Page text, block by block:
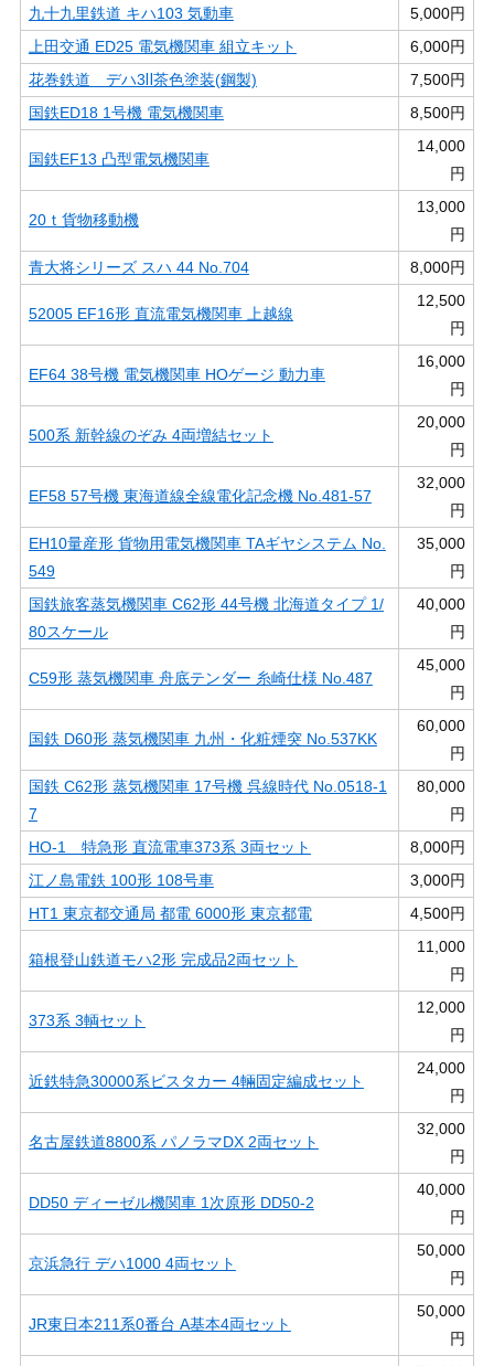
九十九里鉄道 キハ103 気動車
5,000円
上田交通 ED25 電気機関車 組立キット
6,000円
花巻鉄道 デハ3Ⅱ茶色塗装(鋼製)
7,500円
国鉄ED18 1号機 電気機関車
8,500円
国鉄EF13 凸型電気機関車
14,000
円
20ｔ貨物移動機
13,000
円
青大将シリーズ スハ 44 No.704
8,000円
52005 EF16形 直流電気機関車 上越線
12,500
円
EF64 38号機 電気機関車 HOゲージ 動力車
16,000
円
500系 新幹線のぞみ 4両増結セット
20,000
円
EF58 57号機 東海道線全線電化記念機 No.481-57
32,000
円
EH10量産形 貨物用電気機関車 TAギヤシステム No.
549
35,000
円
国鉄旅客蒸気機関車 C62形 44号機 北海道タイプ 1/
80スケール
40,000
円
C59形 蒸気機関車 舟底テンダー 糸崎仕様 No.487
45,000
円
国鉄 D60形 蒸気機関車 九州・化粧煙突 No.537KK
60,000
円
国鉄 C62形 蒸気機関車 17号機 呉線時代 No.0518-1
7
80,000
円
HO-1 特急形 直流電車373系 3両セット
8,000円
江ノ島電鉄 100形 108号車
3,000円
HT1 東京都交通局 都電 6000形 東京都電
4,500円
箱根登山鉄道モハ2形 完成品2両セット
11,000
円
373系 3輌セット
12,000
円
近鉄特急30000系ビスタカー 4輛固定編成セット
24,000
円
名古屋鉄道8800系 パノラマDX 2両セット
32,000
円
DD50 ディーゼル機関車 1次原形 DD50-2
40,000
円
京浜急行 デハ1000 4両セット
50,000
円
JR東日本211系0番台 A基本4両セット
50,000
円